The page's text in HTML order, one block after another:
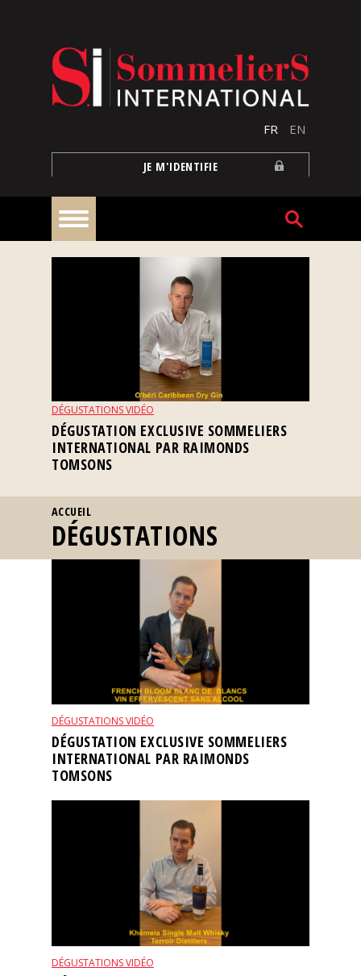
FR EN
JE M'IDENTIFIE
événements
Spiritueux
Notes
de
dégustation
Télécharger
Revue
DÉGUSTATIONS VIDÉO
DÉGUSTATION EXCLUSIVE SOMMELIERS
INTERNATIONAL PAR RAIMONDS
TOMSONS
VOUS ÊTES ICI
ACCUEIL
DÉGUSTATIONS
DÉGUSTATIONS VIDÉO
DÉGUSTATION EXCLUSIVE SOMMELIERS
INTERNATIONAL PAR RAIMONDS
TOMSONS
DÉGUSTATIONS VIDÉO